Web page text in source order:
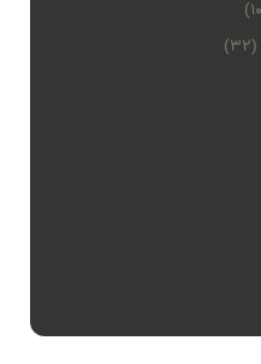
(32)